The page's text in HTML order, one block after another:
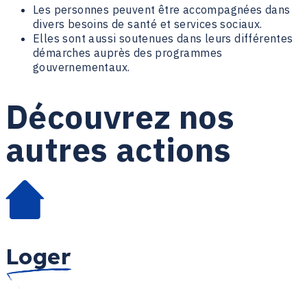
Les personnes peuvent être accompagnées dans
divers besoins de santé et services sociaux.
Elles sont aussi soutenues dans leurs différentes
démarches auprès des programmes
gouvernementaux.
Découvrez nos
autres actions
Loger